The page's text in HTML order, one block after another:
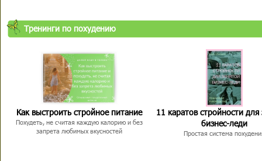
Тренинги по похудению
Как выстроить стройное питание
Похудеть, не считая каждую калорию и без
запрета любимых вкусностей
11 каратов стройности для
бизнес-леди
Простая система